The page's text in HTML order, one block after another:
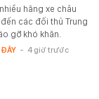
hãng xe châu
các đối thủ Trung
gỡ khó khăn.
ĐÂY - 4 giờ trước